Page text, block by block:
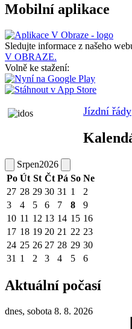
Mobilní aplikace
Sledujte informace z našeho
V OBRAZE.
Volně ke stažení:
Jízdní řády
Srpen2026
Po Út St Čt Pá So Ne
27 28 29 30 31 1
2
3
4 5 6 7 8
9
10 11 12 13 14 15 16
17 18 19 20 21 22 23
24 25 26 27 28 29 30
31 1 2 3 4 5 6
Aktuální počasí
dnes, sobota 8. 8. 2026